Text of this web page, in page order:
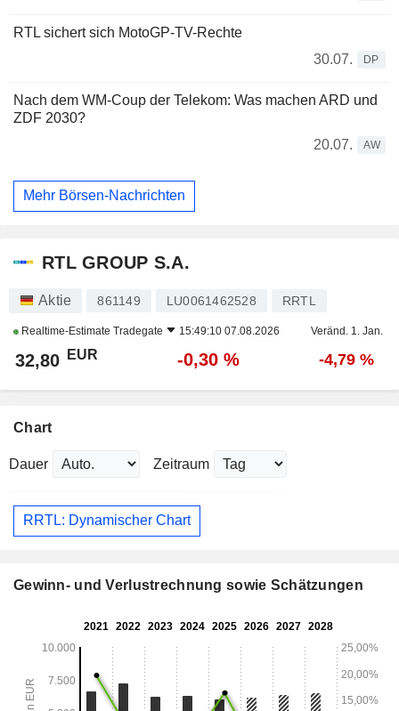
RTL sichert sich MotoGP-TV-Rechte
30.07.
DP
Nach dem WM-Coup der Telekom: Was machen ARD und
ZDF 2030?
20.07.
AW
Mehr Börsen-Nachrichten
RTL GROUP S.A.
Aktie 861149 LU0061462528 RRTL
Realtime-Estimate Tradegate 15:49:10 07.08.2026 Veränd. 1. Jan.
32,80 EUR -0,30 % -4,79 %
Chart
Dauer Zeitraum
RRTL: Dynamischer Chart
Gewinn- und Verlustrechnung sowie Schätzungen